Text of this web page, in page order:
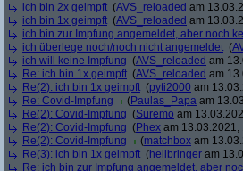
ich bin 2x geimpft (AVS_reloaded am
ich bin 1x geimpft (AVS_reloaded am
ich bin zur Impfung angemeldet, aber noch
ich überlege noch/noch nicht angemeldet (
ich will keine Impfung (AVS_reloaded am
Re: ich bin 1x geimpft (AVS_reloaded am
Re(2): ich bin 1x geimpft (pyti2000 am
Re: Covid-Impfung
(Paulas_Papa am
Re(2): Covid-Impfung (Suremo am
Re(2): Covid-Impfung (Phex am 13.03.2021,
Re(2): Covid-Impfung
(matchbox am
Re(3): ich bin 1x geimpft (hellbringer am
Re: ich bin zur Impfung angemeldet, aber